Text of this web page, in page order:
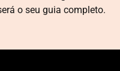
o seu guia completo.